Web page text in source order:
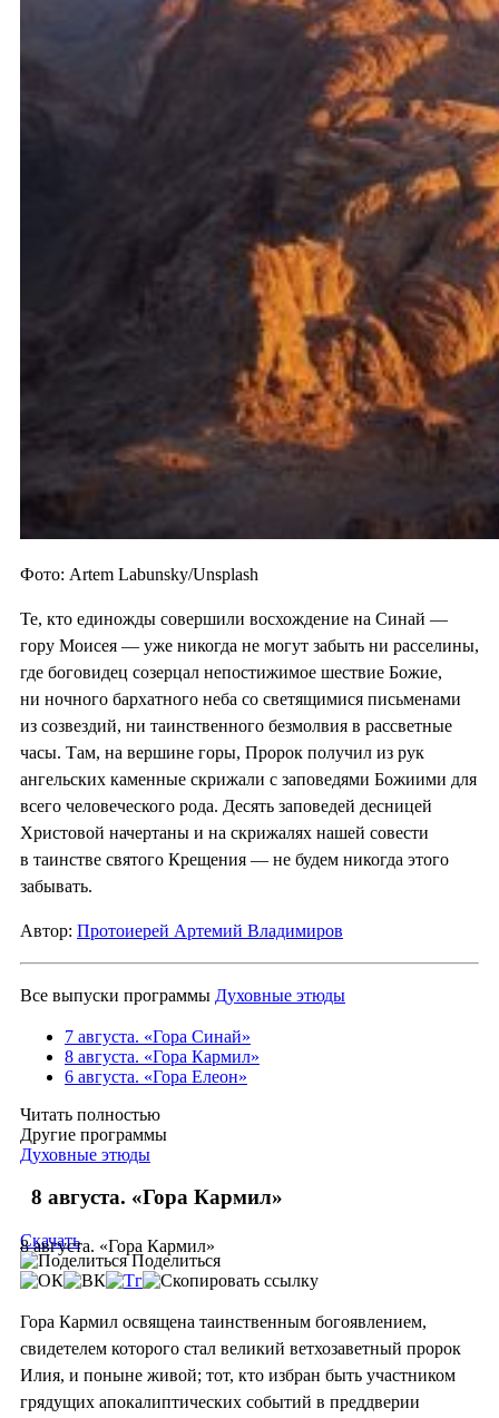
Фото: Artem Labunsky/Unsplash
Те, кто единожды совершили восхождение на Синай —
гору Моисея — уже никогда не могут забыть ни расселины,
где боговидец созерцал непостижимое шествие Божие,
ни ночного бархатного неба со светящимися письменами
из созвездий, ни таинственного безмолвия в рассветные
часы. Там, на вершине горы, Пророк получил из рук
ангельских каменные скрижали с заповедями Божиими для
всего человеческого рода. Десять заповедей десницей
Христовой начертаны и на скрижалях нашей совести
в таинстве святого Крещения — не будем никогда этого
забывать.
Автор: Протоиерей Артемий Владимиров
Все выпуски программы Духовные этюды
7 августа. «Гора Синай»
8 августа. «Гора Кармил»
6 августа. «Гора Елеон»
Читать полностью
Другие программы
Духовные этюды
8 августа. «Гора Кармил»
8 августа. «Гора Кармил»
Скачать
Поделиться
Гора Кармил освящена таинственным богоявлением,
свидетелем которого стал великий ветхозаветный пророк
Илия, и поныне живой; тот, кто избран быть участником
грядущих апокалиптических событий в преддверии